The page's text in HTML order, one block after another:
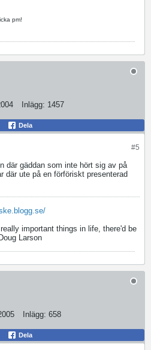
pm!
Inlägg: 1457
Dela
#5
där gäddan som inte hört sig av på
där ute på en förföriskt presenterad
important things in life, there'd be
Larson
Inlägg: 658
Dela